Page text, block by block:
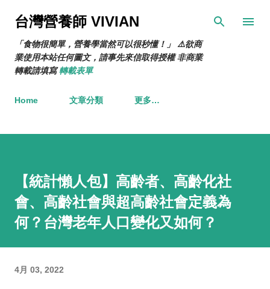
跳到主要內容
台灣營養師 VIVIAN
「食物很簡單，營養學當然可以很秒懂！」 ⚠️欲商
業使用本站任何圖文，請事先來信取得授權 非商業
轉載請填寫轉載表單
Home 文章分類 更多…
【統計懶人包】高齡者、高齡化社
會、高齡社會與超高齡社會定義為
何？台灣老年人口變化又如何？
4月 03, 2022